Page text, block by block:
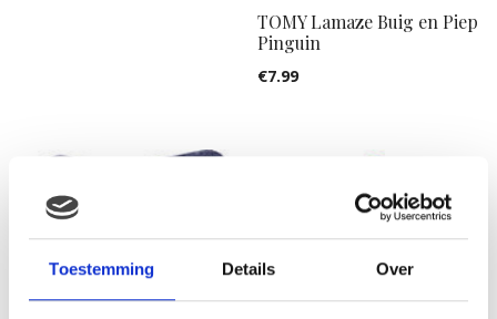
Toestemming Details Over
TOMY Lamaze Buig en Piep
Pinguin
€7.99